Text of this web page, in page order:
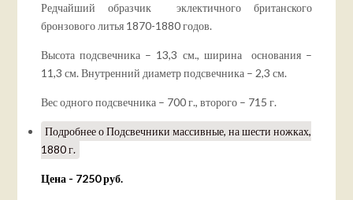
Редчайший образчик эклектичного британского
бронзового литья 1870-1880 годов.
Высота подсвечника – 13,3 см., ширина основания –
11,3 см. Внутренний диаметр подсвечника – 2,3 см.
Вес одного подсвечника – 700 г., второго – 715 г.
Подробнеео Подсвечники массивные, на шести ножках,
1880 г.
Цена - 7250 руб.